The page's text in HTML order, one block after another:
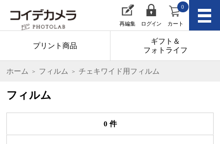
再編集 ログイン カート
0
プリント商品
ギフト＆
フォトライフ
ホーム フィルム チェキワイド用フィルム
フィルム
0 件